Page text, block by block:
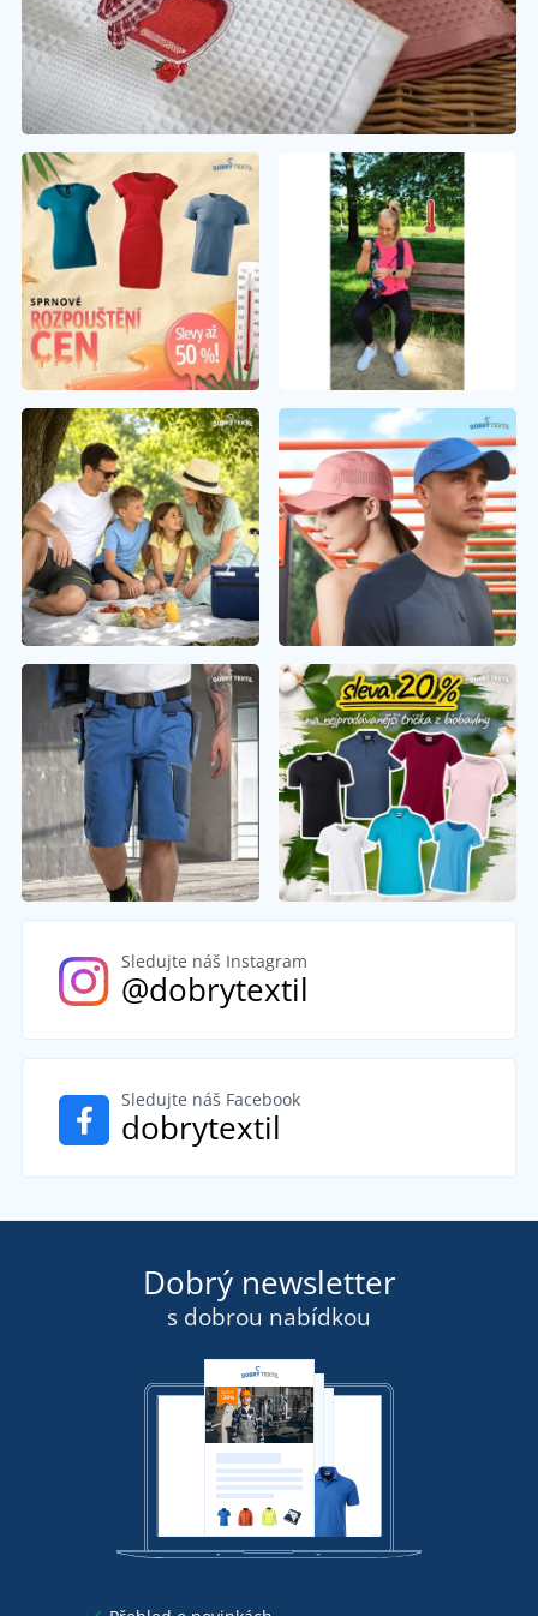
Sledujte náš Instagram
@dobrytextil
Sledujte náš Facebook
dobrytextil
Dobrý newsletter
s dobrou nabídkou